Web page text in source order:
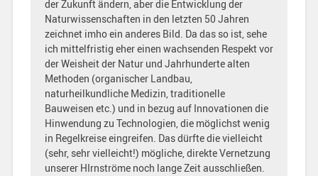
der Zukunft ändern, aber die Entwicklung der
Naturwissenschaften in den letzten 50 Jahren
zeichnet imho ein anderes Bild. Da das so ist, sehe
ich mittelfristig eher einen wachsenden Respekt vor
der Weisheit der Natur und Jahrhunderte alten
Methoden (organischer Landbau,
naturheilkundliche Medizin, traditionelle
Bauweisen etc.) und in bezug auf Innovationen die
Hinwendung zu Technologien, die möglichst wenig
in Regelkreise eingreifen. Das dürfte die vielleicht
(sehr, sehr vielleicht!) mögliche, direkte Vernetzung
unserer HIrnströme noch lange Zeit ausschließen.